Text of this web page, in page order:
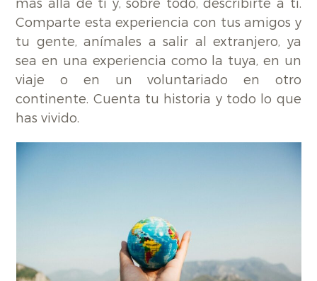
más allá de ti y, sobre todo, describirte a ti.
Comparte esta experiencia con tus amigos y
tu gente, anímales a salir al extranjero, ya
sea en una experiencia como la tuya, en un
viaje o en un voluntariado en otro
continente. Cuenta tu historia y todo lo que
has vivido.